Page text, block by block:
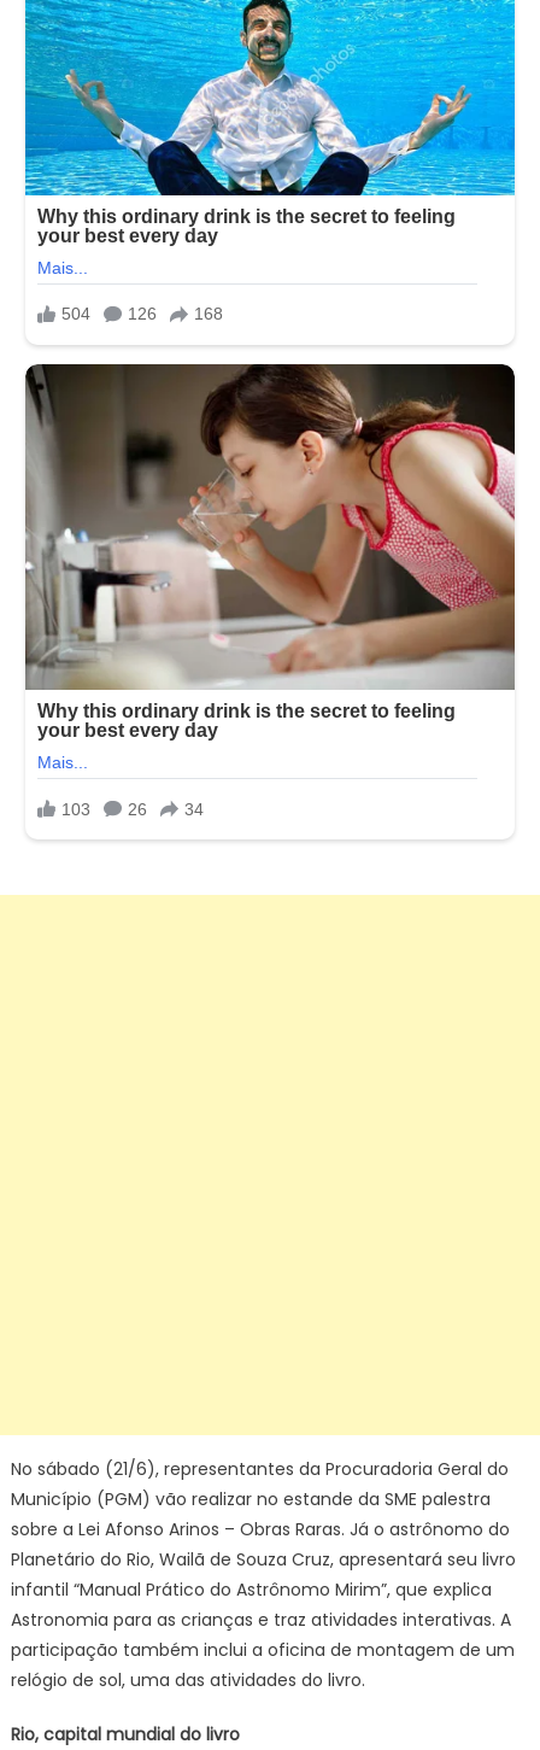
No sábado (21/6), representantes da Procuradoria Geral do
Município (PGM) vão realizar no estande da SME palestra
sobre a Lei Afonso Arinos – Obras Raras. Já o astrônomo do
Planetário do Rio, Wailã de Souza Cruz, apresentará seu livro
infantil “Manual Prático do Astrônomo Mirim”, que explica
Astronomia para as crianças e traz atividades interativas. A
participação também inclui a oficina de montagem de um
relógio de sol, uma das atividades do livro.
Rio, capital mundial do livro